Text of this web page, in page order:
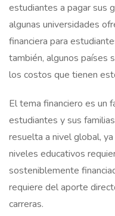
estudiantes a pagar sus
algunas universidades
financiera para
también, algunos países
los costos que tienen
El tema financiero es un
estudiantes y sus
resuelta a nivel global,
niveles educativos
sosteniblemente
requiere del aporte
carreras.